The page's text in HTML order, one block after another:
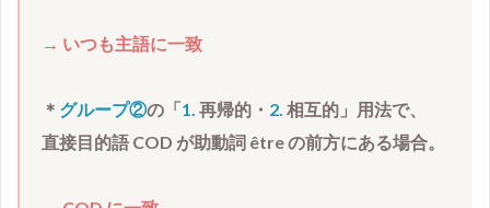
「2. 相
互的」
2.3
おま
→ いつも主語に一致
＊ グループ②の「1. 再帰的・ 2. 相互的」用法で、
直接目的語 COD が助動詞 être の前方にある場合。